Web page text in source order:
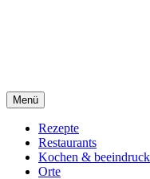
Menü
Rezepte
Restaurants
Kochen &
Orte